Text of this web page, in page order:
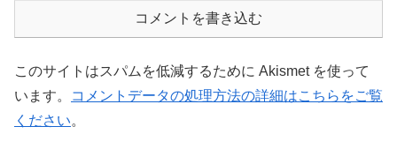
コメントを書き込む
このサイトはスパムを低減するために Akismet を使って
います。
コメントデータの処理方法の詳細はこちらをご覧
ください。